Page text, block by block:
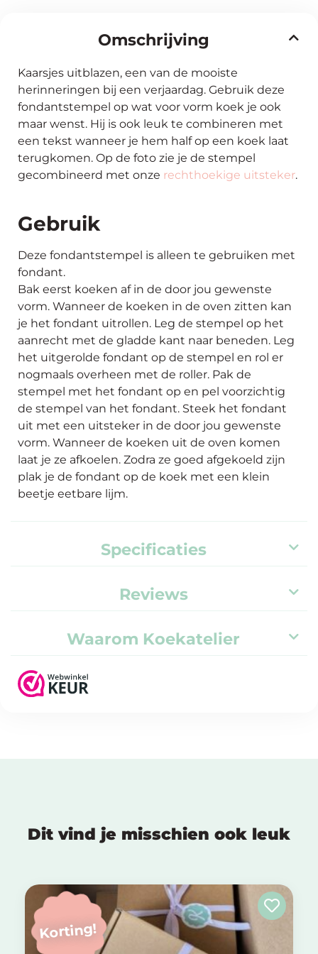
Omschrijving
Kaarsjes uitblazen, een van de mooiste
herinneringen bij een verjaardag. Gebruik deze
fondantstempel op wat voor vorm koek je ook
maar wenst. Hij is ook leuk te combineren met
een tekst wanneer je hem half op een koek laat
terugkomen. Op de foto zie je de stempel
gecombineerd met onze rechthoekige uitsteker.
Gebruik
Deze fondantstempel is alleen te gebruiken met
fondant.
Bak eerst koeken af in de door jou gewenste
vorm. Wanneer de koeken in de oven zitten kan
je het fondant uitrollen. Leg de stempel op het
aanrecht met de gladde kant naar beneden. Leg
het uitgerolde fondant op de stempel en rol er
nogmaals overheen met de roller. Pak de
stempel met het fondant op en pel voorzichtig
de stempel van het fondant. Steek het fondant
uit met een uitsteker in de door jou gewenste
vorm. Wanneer de koeken uit de oven komen
laat je ze afkoelen. Zodra ze goed afgekoeld zijn
plak je de fondant op de koek met een klein
beetje eetbare lijm.
Specificaties
Reviews
Waarom Koekatelier
Dit vind je misschien ook leuk
Korting!